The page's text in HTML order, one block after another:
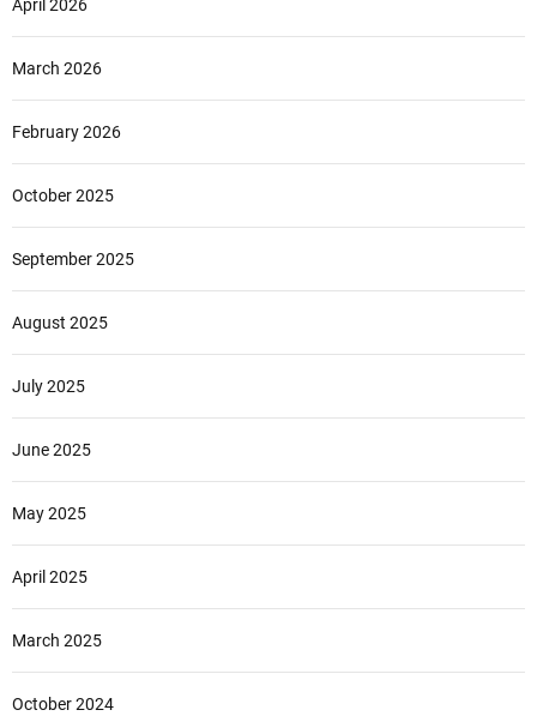
April 2026
March 2026
February 2026
October 2025
September 2025
August 2025
July 2025
June 2025
May 2025
April 2025
March 2025
October 2024